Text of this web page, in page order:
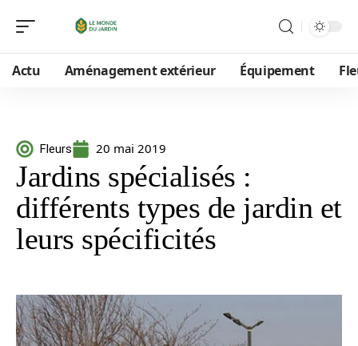
Actu Aménagement extérieur Équipement
Fleurs 20 mai 2019
Jardins spécialisés :
différents types de jardin et
leurs spécificités